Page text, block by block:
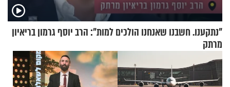
"נתקענו. חשבנו שאנחנו הולכים למות": הרב יוסף גרמון בריאיון
מרתק